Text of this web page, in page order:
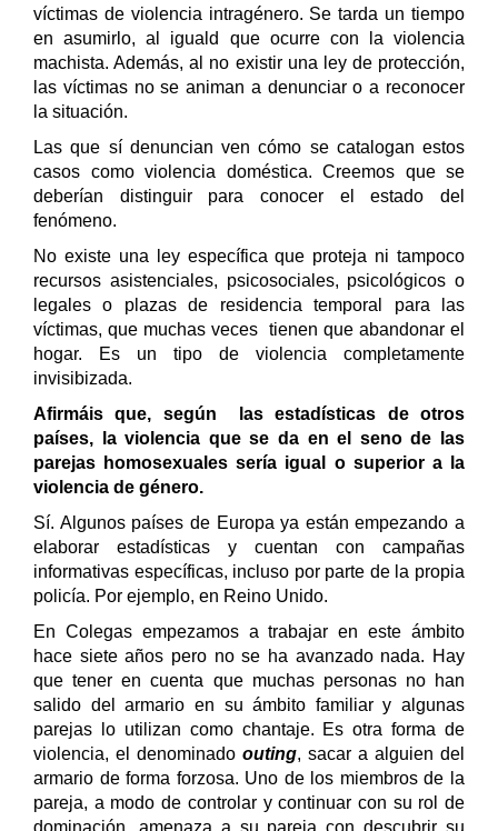
víctimas de violencia intragénero. Se tarda un tiempo
en asumirlo, al iguald que ocurre con la violencia
machista. Además, al no existir una ley de protección,
las víctimas no se animan a denunciar o a reconocer
la situación.
Las que sí denuncian ven cómo se catalogan estos
casos como violencia doméstica. Creemos que se
deberían distinguir para conocer el estado del
fenómeno.
No existe una ley específica que proteja ni tampoco
recursos asistenciales, psicosociales, psicológicos o
legales o plazas de residencia temporal para las
víctimas, que muchas veces tienen que abandonar el
hogar. Es un tipo de violencia completamente
invisibizada.
Afirmáis que, según las estadísticas de otros
países, la violencia que se da en el seno de las
parejas homosexuales sería igual o superior a la
violencia de género.
Sí. Algunos países de Europa ya están empezando a
elaborar estadísticas y cuentan con campañas
informativas específicas, incluso por parte de la propia
policía. Por ejemplo, en Reino Unido.
En Colegas empezamos a trabajar en este ámbito
hace siete años pero no se ha avanzado nada. Hay
que tener en cuenta que muchas personas no han
salido del armario en su ámbito familiar y algunas
parejas lo utilizan como chantaje. Es otra forma de
violencia, el denominado outing, sacar a alguien del
armario de forma forzosa. Uno de los miembros de la
pareja, a modo de controlar y continuar con su rol de
dominación, amenaza a su pareja con descubrir su